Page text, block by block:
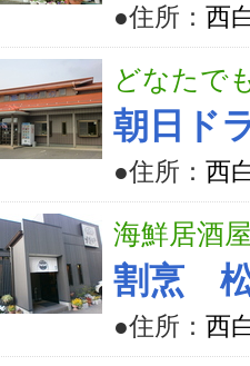
●住所： 西
どなたで
朝日ド
●住所： 西
海鮮居酒
割烹
●住所： 西